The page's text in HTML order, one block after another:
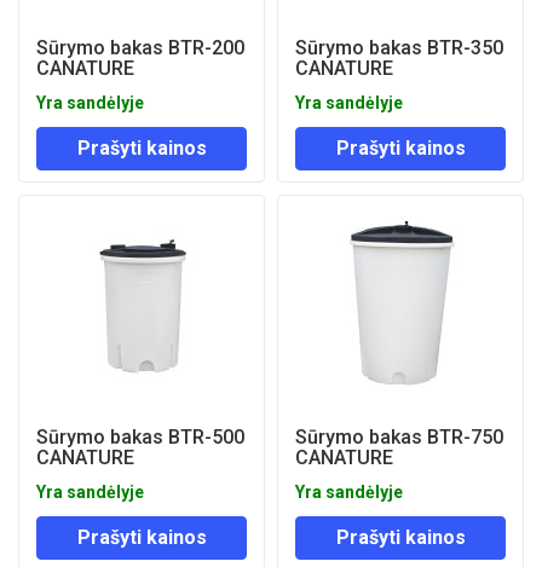
Sūrymo bakas BTR-200
CANATURE
Yra sandėlyje
Prašyti kainos
Sūrymo bakas BTR-350
CANATURE
Yra sandėlyje
Prašyti kainos
Sūrymo bakas BTR-500
CANATURE
Yra sandėlyje
Prašyti kainos
Sūrymo bakas BTR-750
CANATURE
Yra sandėlyje
Prašyti kainos